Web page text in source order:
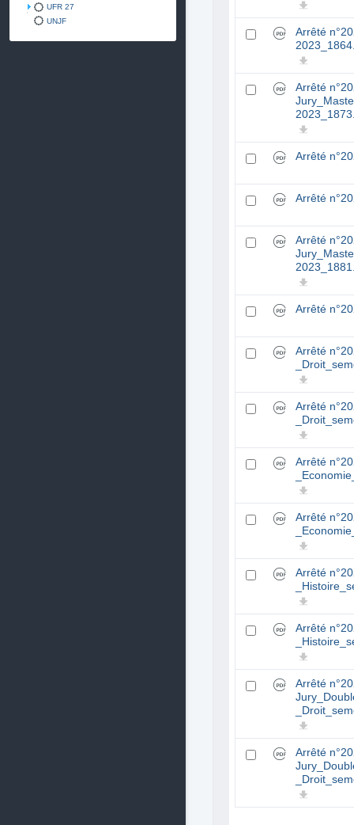
UFR 27
UNJF
Arrêté
Arrêté
Arrêté
Arrêté
Arrêté
Arrêté
Arrêté
Arrêté
Arrêté
Arrêté
Arrêté
Arrêté
Arrêté
Arrêté